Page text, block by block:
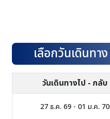
เลือกวันเดินทาง
วันเดินทางไป - กลับ
27 ธ.ค. 69 - 01 ม.ค. 70